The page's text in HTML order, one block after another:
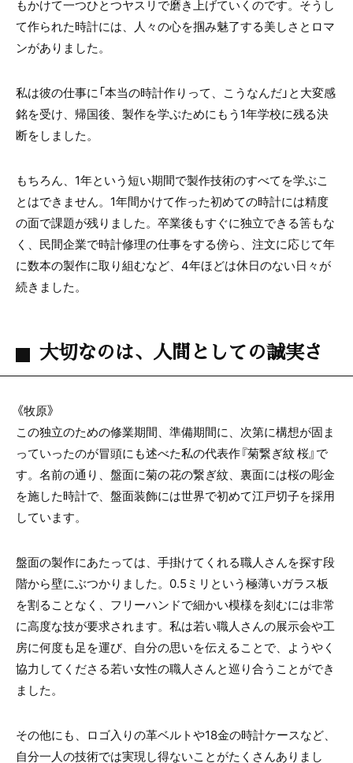
もかけて一つひとつヤスリで磨き上げていくのです。そうし
て作られた時計には、人々の心を掴み魅了する美しさとロマ
ンがありました。
私は彼の仕事に「本当の時計作りって、こうなんだ」と大変感
銘を受け、帰国後、製作を学ぶためにもう 1年学校に残る決
断をしました。
もちろん、 1年という短い期間で製作技術のすべてを学ぶこ
とはできません。 1年間かけて作った初めての時計には精度
の面で課題が残りました。卒業後もすぐに独立できる筈もな
く、民間企業で時計修理の仕事をする傍ら、注文に応じて年
に数本の製作に取り組むなど、 4年ほどは休日のない日々が
続きました。
大切なのは、人間としての誠実さ
《牧原》
この独立のための修業期間、準備期間に、次第に構想が固ま
っていったのが冒頭にも述べた私の代表作『菊繋ぎ紋 桜』で
す。名前の通り、盤面に菊の花の繋ぎ紋、裏面には桜の彫金
を施した時計で、盤面装飾には世界で初めて江戸切子を採用
しています。
盤面の製作にあたっては、手掛けてくれる職人さんを探す段
階から壁にぶつかりました。 0.5ミリという極薄いガラス板
を割ることなく、フリーハンドで細かい模様を刻むには非常
に高度な技が要求されます。私は若い職人さんの展示会や工
房に何度も足を運び、自分の思いを伝えることで、ようやく
協力してくださる若い女性の職人さんと巡り合うことができ
ました。
その他にも、ロゴ入りの革ベルトや18金の時計ケースなど、
自分一人の技術では実現し得ないことがたくさんありまし